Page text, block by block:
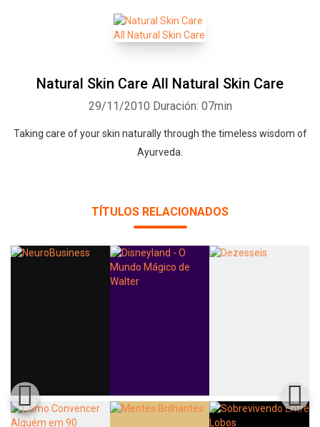
Natural Skin Care All Natural Skin Care
29/11/2010 Duración: 07min
Taking care of your skin naturally through the timeless wisdom of
Ayurveda.
TÍTULOS RELACIONADOS
Whatsapp Twitter